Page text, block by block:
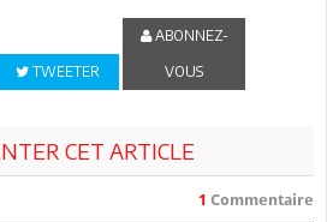
TWEETER
ABONNEZ-
VOUS
CET ARTICLE
1 Commentaire